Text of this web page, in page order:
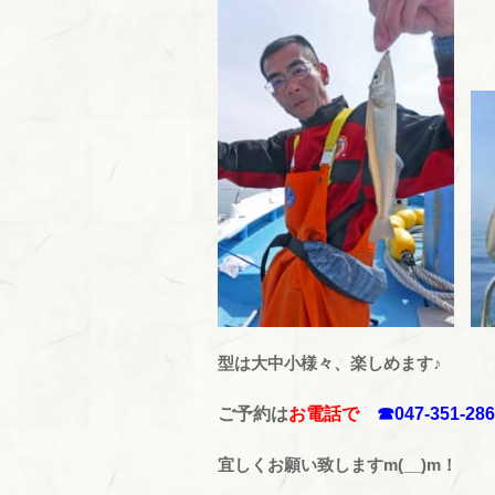
型は大中小様々、楽しめます♪
ご予約はお電話で ☎047-351-
宜しくお願い致しますm(__)m！